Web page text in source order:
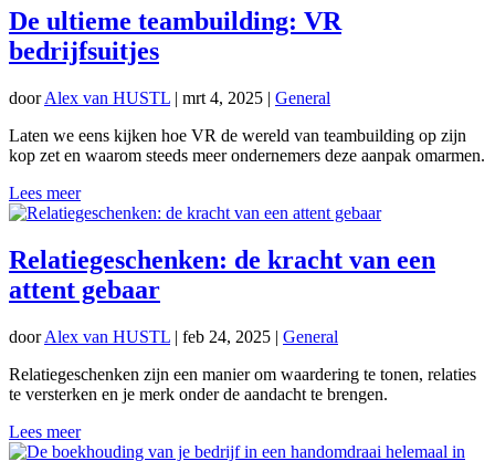
De ultieme teambuilding: VR
bedrijfsuitjes
doorAlex van HUSTL | mrt 4, 2025 | General
Laten we eens kijken hoe VR de wereld van teambuilding op zijn
kop zet en waarom steeds meer ondernemers deze aanpak omarmen.
Lees meer
Relatiegeschenken: de kracht van een
attent gebaar
doorAlex van HUSTL | feb 24, 2025 | General
Relatiegeschenken zijn een manier om waardering te tonen, relaties
te versterken en je merk onder de aandacht te brengen.
Lees meer